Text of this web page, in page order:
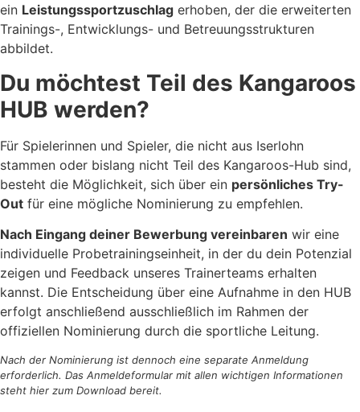
ein Leistungssportzuschlag erhoben, der die erweiterten
Trainings-, Entwicklungs- und Betreuungsstrukturen
abbildet.
Du möchtest Teil des Kangaroos
HUB werden?
Für Spielerinnen und Spieler, die nicht aus Iserlohn
stammen oder bislang nicht Teil des Kangaroos-Hub sind,
besteht die Möglichkeit, sich über ein persönliches Try-
Out für eine mögliche Nominierung zu empfehlen.
Nach Eingang deiner Bewerbung vereinbaren wir eine
individuelle Probetrainingseinheit, in der du dein Potenzial
zeigen und Feedback unseres Trainerteams erhalten
kannst. Die Entscheidung über eine Aufnahme in den HUB
erfolgt anschließend ausschließlich im Rahmen der
offiziellen Nominierung durch die sportliche Leitung.
Nach der Nominierung ist dennoch eine separate Anmeldung
erforderlich. Das Anmeldeformular mit allen wichtigen Informationen
steht hier zum Download bereit.